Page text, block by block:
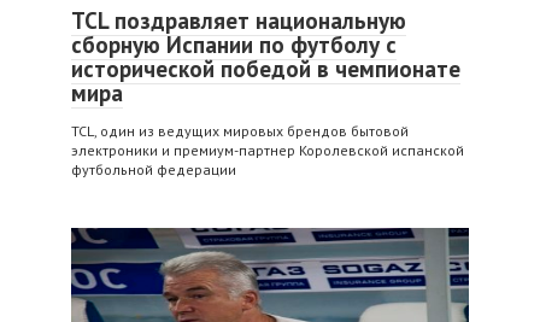
TCL поздравляет национальную
сборную Испании по футболу с
исторической победой в чемпионате
мира
TCL, один из ведущих мировых брендов бытовой
электроники и премиум-партнер Королевской испанской
футбольной федерации